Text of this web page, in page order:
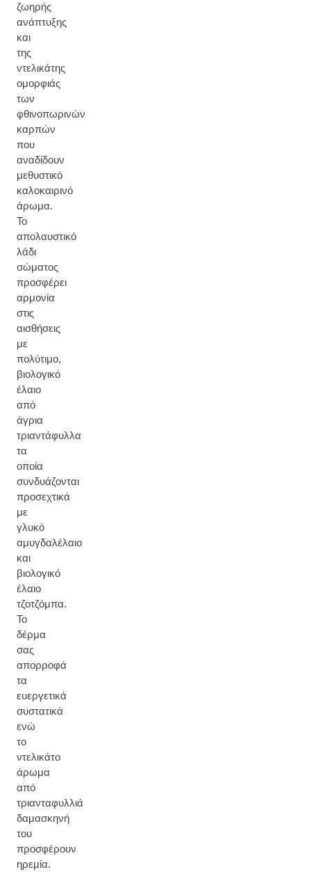
ζωηρής
ανάπτυξης
και
της
ντελικάτης
ομορφιάς
των
φθινοπωρινών
καρπών
που
αναδίδουν
μεθυστικό
καλοκαιρινό
άρωμα.
Το
απολαυστικό
λάδι
σώματος
προσφέρει
αρμονία
στις
αισθήσεις
με
πολύτιμο,
βιολογικό
έλαιο
από
άγρια
τριαντάφυλλα
τα
οποία
συνδυάζονται
προσεχτικά
με
γλυκό
αμυγδαλέλαιο
και
βιολογικό
έλαιο
τζοτζόμπα.
Το
δέρμα
σας
απορροφά
τα
ευεργετικά
συστατικά
ενώ
το
ντελικάτο
άρωμα
από
τριανταφυλλιά
δαμασκηνή
του
προσφέρουν
ηρεμία.